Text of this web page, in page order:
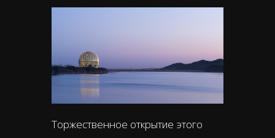
Торжественное открытие этого